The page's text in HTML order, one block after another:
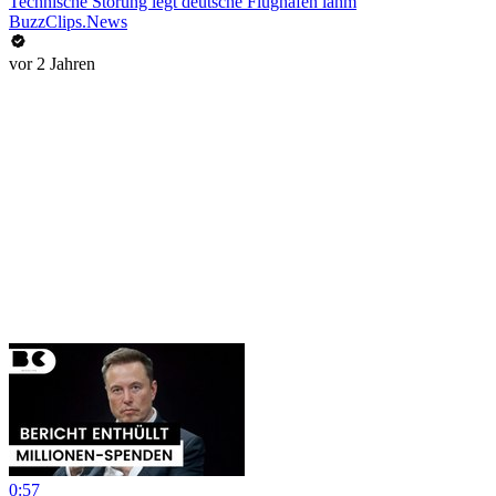
BuzzClips.News
vor 2 Jahren
0:57